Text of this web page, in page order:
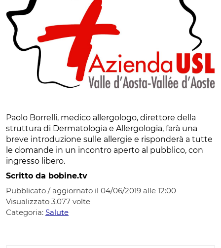
Paolo Borrelli, medico allergologo, direttore della
struttura di Dermatologia e Allergologia, farà una
breve introduzione sulle allergie e risponderà a tutte
le domande in un incontro aperto al pubblico, con
ingresso libero.
Scritto da bobine.tv
Pubblicato / aggiornato il 04/06/2019 alle 12:00
Visualizzato 3.077 volte
Categoria: Salute